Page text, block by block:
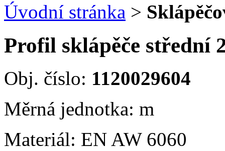
Úvodní stránka >
Profil sklápěče střední
Obj. číslo: 1120029604
Měrná jednotka: m
Materiál: EN AW 6060